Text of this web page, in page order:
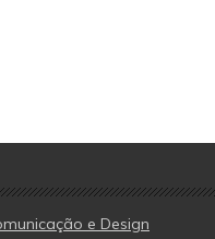
e Design